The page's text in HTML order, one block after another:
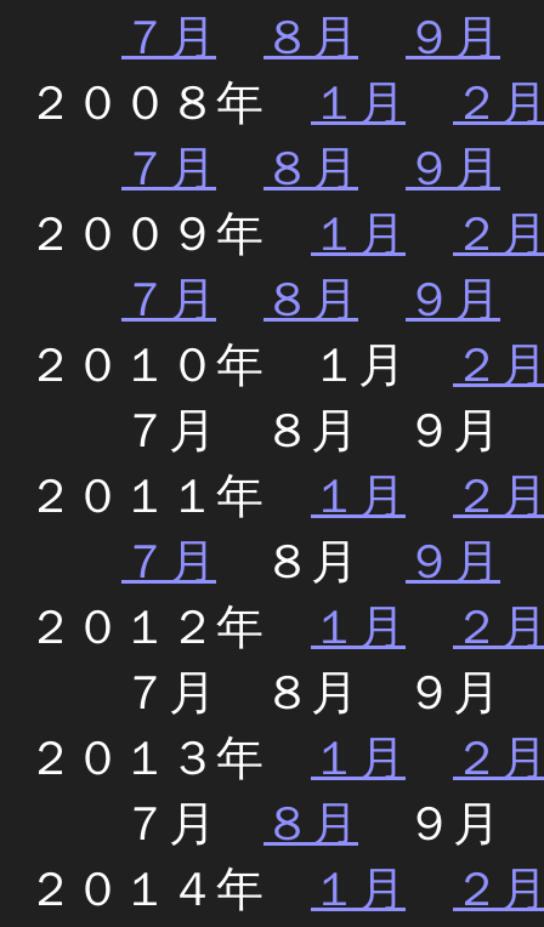
７月
８月
９月
２００８年
１月
２
７月
８月
９月
２００９年
１月
２
７月
８月 ９月
２０１０年 １月
２
７月 ８月 ９
２０１１年
１月
２
７月
８月
９月
２０１２年
１月
２
７月 ８月 ９
２０１３年
１月
２
７月
８月
９月
２０１４年
１月
２